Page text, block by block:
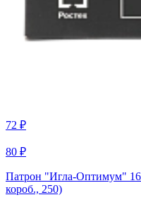
72 ₽
80 ₽
Патрон "Игла-Оптимум"
короб., 250)